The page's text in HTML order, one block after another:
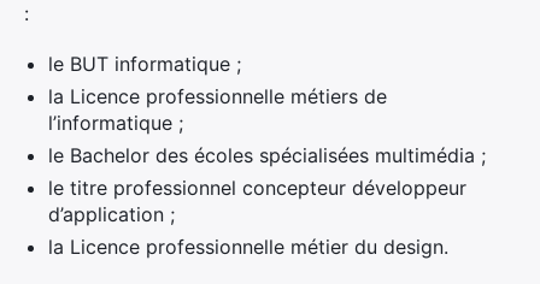
:
le BUT informatique ;
la Licence professionnelle métiers de
l’informatique ;
le Bachelor des écoles spécialisées multimédia ;
le titre professionnel concepteur développeur
d’application ;
la Licence professionnelle métier du design.